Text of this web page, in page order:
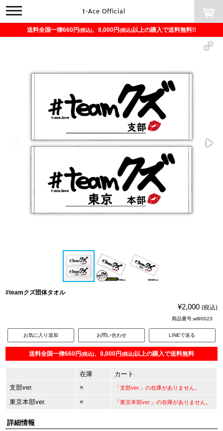
toggle
navigation
t-Ace Official
送料全国一律660円(税込)、8,000円(税込)以上の購入で送料無料!!
#teamクズ団体タオル
¥2,000 (税込)
商品番号:wl90023
お気に入り追加 お問い合わせ LINEで送る
送料全国一律660円(税込)、8,000円(税込)以上の購入で送料無料
在庫
カート
支部ver.
× 「支部ver.」の在庫がありません。
東京本部ver. × 「東京本部ver.」の在庫がありません。
詳細情報